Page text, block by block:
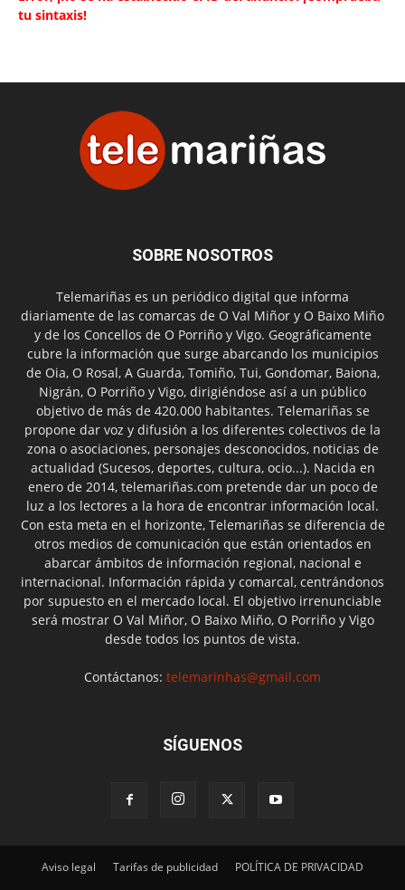
tu sintaxis!
SOBRE NOSOTROS
Telemariñas es un periódico digital que informa
diariamente de las comarcas de O Val Miñor y O Baixo Miño
y de los Concellos de O Porriño y Vigo. Geográficamente
cubre la información que surge abarcando los municipios
de Oia, O Rosal, A Guarda, Tomiño, Tui, Gondomar, Baiona,
Nigrán, O Porriño y Vigo, dirigiéndose así a un público
objetivo de más de 420.000 habitantes. Telemariñas se
propone dar voz y difusión a los diferentes colectivos de la
zona o asociaciones, personajes desconocidos, noticias de
actualidad (Sucesos, deportes, cultura, ocio...). Nacida en
enero de 2014, telemariñas.com pretende dar un poco de
luz a los lectores a la hora de encontrar información local.
Con esta meta en el horizonte, Telemariñas se diferencia de
otros medios de comunicación que están orientados en
abarcar ámbitos de información regional, nacional e
internacional. Información rápida y comarcal, centrándonos
por supuesto en el mercado local. El objetivo irrenunciable
será mostrar O Val Miñor, O Baixo Miño, O Porriño y Vigo
desde todos los puntos de vista.
Contáctanos: telemarinhas@gmail.com
SÍGUENOS
Aviso legal Tarifas de publicidad POLÍTICA DE PRIVACIDAD